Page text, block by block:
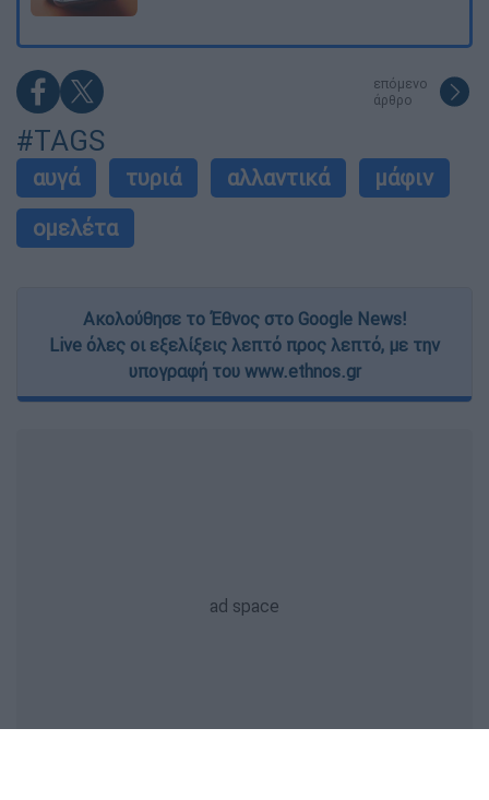
επόμενο
άρθρο
#TAGS
αυγά τυριά αλλαντικά
μάφιν
ομελέτα
Ακολούθησε το Έθνος στο Google News!
Live όλες οι εξελίξεις λεπτό προς λεπτό, με την
υπογραφή του www.ethnos.gr